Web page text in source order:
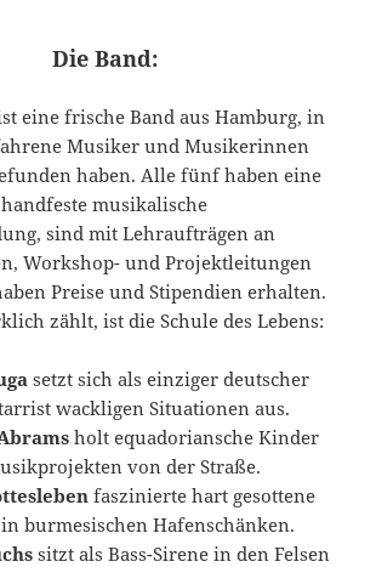
Die Band:
eine frische Band aus Hamburg, in
Musiker und Musikerinnen
haben. Alle fünf haben eine
handfeste musikalische
sind mit Lehraufträgen an
Workshop- und Projektleitungen
Preise und Stipendien erhalten.
zählt, ist die Schule des Lebens:
setzt sich als einziger deutscher
wackligen Situationen aus.
holt equadoriansche Kinder
von der Straße.
faszinierte hart gesottene
burmesischen Hafenschänken.
sitzt als Bass-Sirene in den Felsen